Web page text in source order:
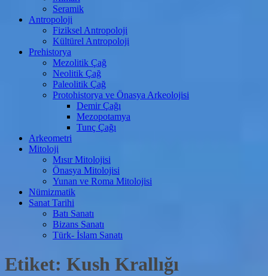
Seramik
Antropoloji
Fiziksel Antropoloji
Kültürel Antropoloji
Prehistorya
Mezolitik Çağ
Neolitik Çağ
Paleolitik Çağ
Protohistorya ve Önasya Arkeolojisi
Demir Çağı
Mezopotamya
Tunç Çağı
Arkeometri
Mitoloji
Mısır Mitolojisi
Önasya Mitolojisi
Yunan ve Roma Mitolojisi
Nümizmatik
Sanat Tarihi
Batı Sanatı
Bizans Sanatı
Türk- İslam Sanatı
Etiket: Kush Krallığı